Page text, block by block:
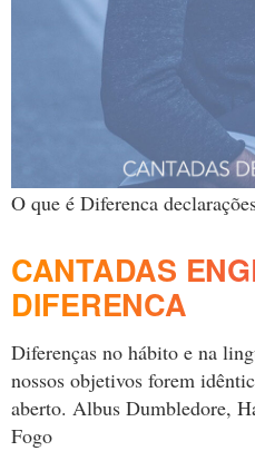
O que é Diferenca
CANTADAS
DIFERENCA
Diferenças no hábito e na
nossos objetivos forem
aberto. Albus Dumbledore,
Fogo